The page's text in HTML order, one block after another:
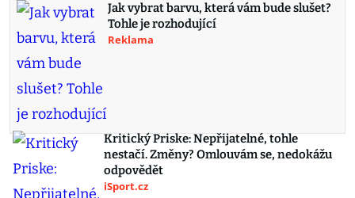
Jak vybrat barvu, která vám bude slušet?
Tohle je rozhodující
Reklama
Kritický Priske: Nepřijatelné, tohle
nestačí. Změny? Omlouvám se, nedokážu
odpovědět
iSport.cz